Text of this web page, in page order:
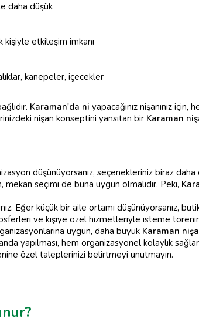
daha düşük
kişiyle etkileşim imkanı
kanepeler, içecekler
Karaman'da ni yapacağınız nişanınız
nişan konseptini yansıtan bir Karaman
düşünüyorsanız, seçenekleriniz biraz
seçimi de buna uygun olmalıdır. Peki,
Eğer küçük bir aile ortamı düşünüyorsanız,
ve kişiye özel hizmetleriyle isteme
uygun, daha büyük Karaman
yapılması, hem organizasyonel kolaylık
özel taleplerinizi belirtmeyi unutmayın.